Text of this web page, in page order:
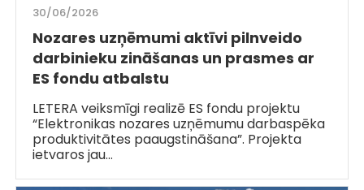
30/06/2026
Nozares uzņēmumi aktīvi pilnveido
darbinieku zināšanas un prasmes ar
ES fondu atbalstu
LETERA veiksmīgi realizē ES fondu projektu
“Elektronikas nozares uzņēmumu darbaspēka
produktivitātes paaugstināšana”. Projekta
ietvaros jau…